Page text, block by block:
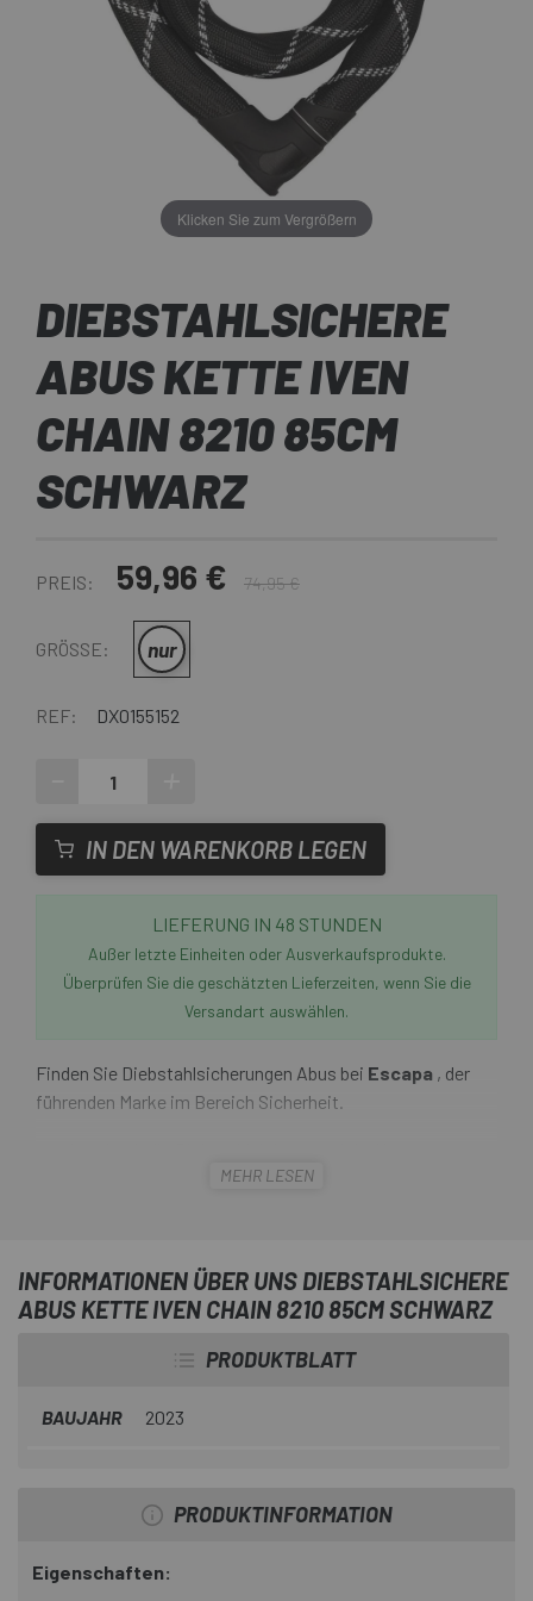
Klicken Sie zum Vergrößern
DIEBSTAHLSICHERE
ABUS KETTE IVEN
CHAIN 8210 85CM
SCHWARZ
PREIS: 59,96 € 74,95 €
GRÖSSE: nur
REF: DX0155152
IN DEN WARENKORB LEGEN
LIEFERUNG IN 48 STUNDEN
Außer letzte Einheiten oder Ausverkaufsprodukte.
Überprüfen Sie die geschätzten Lieferzeiten, wenn Sie die
Versandart auswählen.
Finden Sie Diebstahlsicherungen Abus bei Escapa , der
führenden Marke im Bereich Sicherheit.
Schrammen oder Beschädigungen am Gemälde erlitten?
langlebige und sehr flexible Kunststofffaserummantelung
und das weiche Material des Schlosses selbst verhindern
Kratzer und Beschädigungen am Lack des Rahmens.
MEHR LESEN
INFORMATIONEN ÜBER UNS DIEBSTAHLSICHERE
ABUS KETTE IVEN CHAIN 8210 85CM SCHWARZ
PRODUKTBLATT
BAUJAHR 2023
PRODUKTINFORMATION
Eigenschaften: